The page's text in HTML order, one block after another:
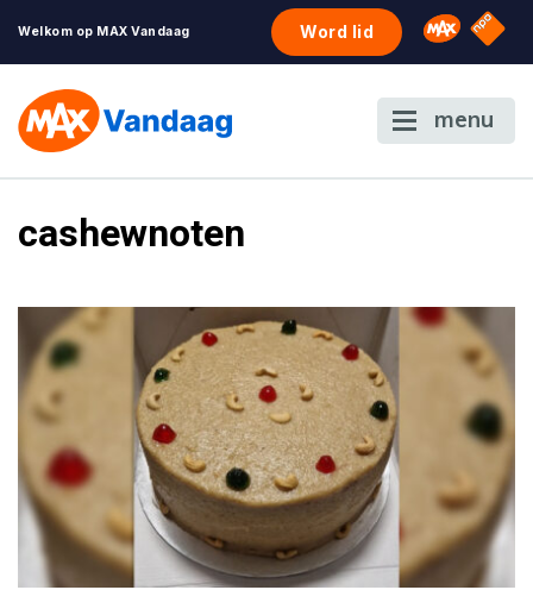
Welkom op MAX Vandaag Word lid Omroep
NPO
menu
cashewnoten